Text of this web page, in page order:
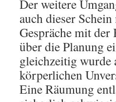
Der weitere
auch dieser
Gespräche mit
über die Planung
gleichzeitig wurde
körperlichen
Eine Räumung